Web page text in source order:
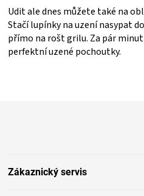
ý
p
i
Udit ale dnes můžete také na
Stačí lupínky na uzení nasypat do
přímo na rošt grilu. Za pár
perfektní uzené pochoutky.
Zákaznický servis